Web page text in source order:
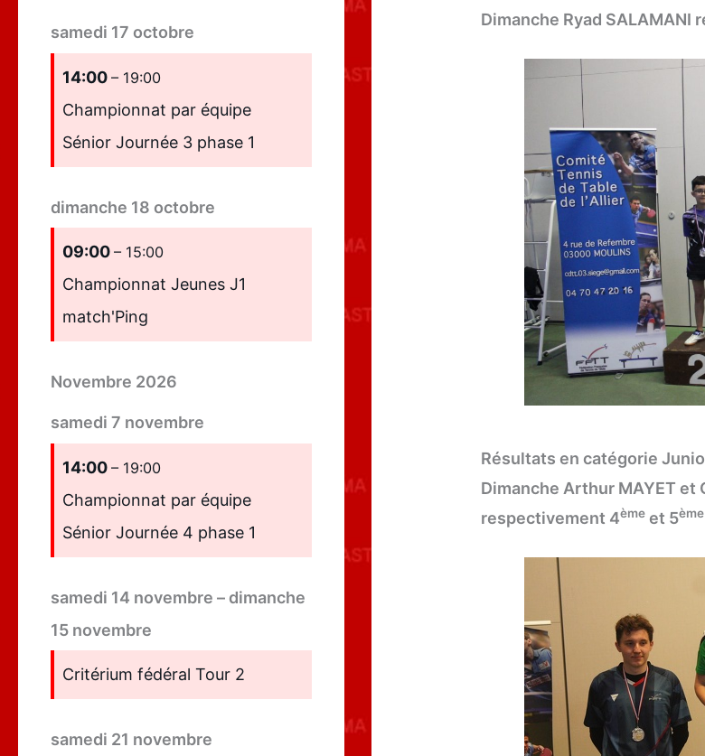
samedi 17 octobre
14:00 – 19:00
Championnat par équipe
Sénior Journée 3 phase 1
dimanche 18 octobre
09:00 – 15:00
Championnat Jeunes J1
match'Ping
Novembre 2026
samedi 7 novembre
14:00 – 19:00
Championnat par équipe
Sénior Journée 4 phase 1
samedi 14 novembre – dimanche
15 novembre
Critérium fédéral Tour 2
samedi 21 novembre
Dimanche Ryad SALAMANI
Résultats en catégorie
Dimanche Arthur MAYET et
respectivement 4ème et 5ème